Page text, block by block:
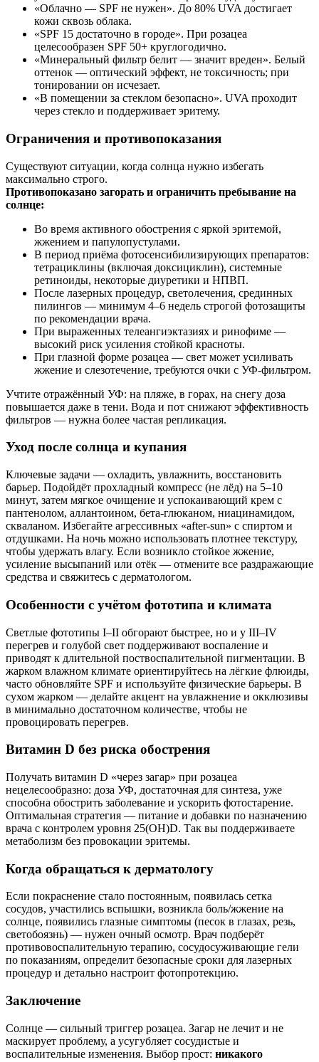
«Облачно — SPF не нужен». До 80% UVA достигает
кожи сквозь облака.
«SPF 15 достаточно в городе». При розацеа
целесообразен SPF 50+ круглогодично.
«Минеральный фильтр белит — значит вреден». Белый
оттенок — оптический эффект, не токсичность; при
тонировании он исчезает.
«В помещении за стеклом безопасно». UVA проходит
через стекло и поддерживает эритему.
Ограничения и противопоказания
Существуют ситуации, когда солнца нужно избегать
максимально строго.
Противопоказано загорать и ограничить пребывание на
солнце:
Во время активного обострения с яркой эритемой,
жжением и папулопустулами.
В период приёма фотосенсибилизирующих препаратов:
тетрациклины (включая доксициклин), системные
ретиноиды, некоторые диуретики и НПВП.
После лазерных процедур, светолечения, срединных
пилингов — минимум 4–6 недель строгой фотозащиты
по рекомендации врача.
При выраженных телеангиэктазиях и ринофиме —
высокий риск усиления стойкой красноты.
При глазной форме розацеа — свет может усиливать
жжение и слезотечение, требуются очки с УФ-фильтром.
Учтите отражённый УФ: на пляже, в горах, на снегу доза
повышается даже в тени. Вода и пот снижают эффективность
фильтров — нужна более частая репликация.
Уход после солнца и купания
Ключевые задачи — охладить, увлажнить, восстановить
барьер. Подойдёт прохладный компресс (не лёд) на 5–10
минут, затем мягкое очищение и успокаивающий крем с
пантенолом, аллантоином, бета-глюканом, ниацинамидом,
скваланом. Избегайте агрессивных «after-sun» с спиртом и
отдушками. На ночь можно использовать плотнее текстуру,
чтобы удержать влагу. Если возникло стойкое жжение,
усиление высыпаний или отёк — отмените все раздражающие
средства и свяжитесь с дерматологом.
Особенности с учётом фототипа и климата
Светлые фототипы I–II обгорают быстрее, но и у III–IV
перегрев и голубой свет поддерживают воспаление и
приводят к длительной поствоспалительной пигментации. В
жарком влажном климате ориентируйтесь на лёгкие флюиды,
часто обновляйте SPF и используйте физические барьеры. В
сухом жарком — делайте акцент на увлажнение и окклюзивы
в минимально достаточном количестве, чтобы не
провоцировать перегрев.
Витамин D без риска обострения
Получать витамин D «через загар» при розацеа
нецелесообразно: доза УФ, достаточная для синтеза, уже
способна обострить заболевание и ускорить фотостарение.
Оптимальная стратегия — питание и добавки по назначению
врача с контролем уровня 25(OH)D. Так вы поддерживаете
метаболизм без провокации эритемы.
Когда обращаться к дерматологу
Если покраснение стало постоянным, появилась сетка
сосудов, участились вспышки, возникла боль/жжение на
солнце, появились глазные симптомы (песок в глазах, резь,
светобоязнь) — нужен очный осмотр. Врач подберёт
противовоспалительную терапию, сосудосуживающие гели
по показаниям, определит безопасные сроки для лазерных
процедур и детально настроит фотопротекцию.
Заключение
Солнце — сильный триггер розацеа. Загар не лечит и не
маскирует проблему, а усугубляет сосудистые и
воспалительные изменения. Выбор прост: никакого